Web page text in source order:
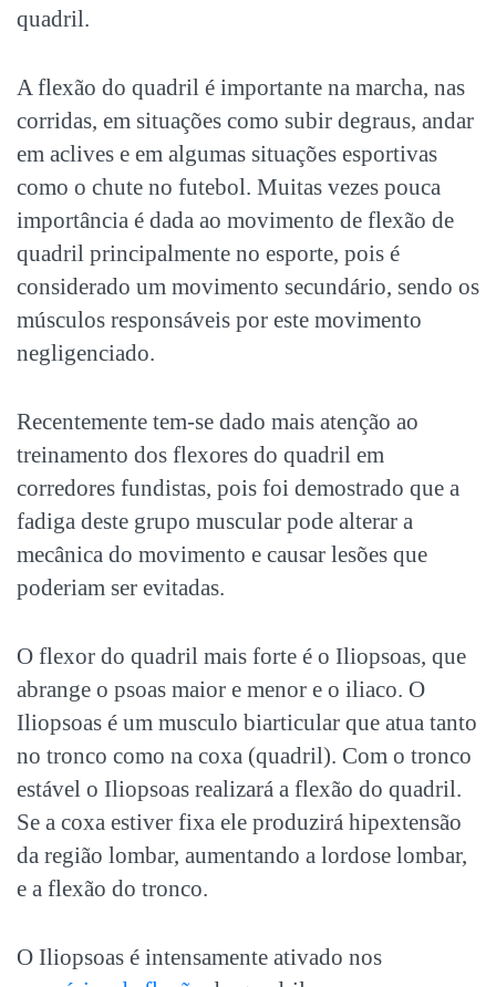
quadril.
A flexão do quadril é importante na marcha, nas
corridas, em situações como subir degraus, andar
em aclives e em algumas situações esportivas
como o chute no futebol. Muitas vezes pouca
importância é dada ao movimento de flexão de
quadril principalmente no esporte, pois é
considerado um movimento secundário, sendo os
músculos responsáveis por este movimento
negligenciado.
Recentemente tem-se dado mais atenção ao
treinamento dos flexores do quadril em
corredores fundistas, pois foi demostrado que a
fadiga deste grupo muscular pode alterar a
mecânica do movimento e causar lesões que
poderiam ser evitadas.
O flexor do quadril mais forte é o Iliopsoas, que
abrange o psoas maior e menor e o iliaco. O
Iliopsoas é um musculo biarticular que atua tanto
no tronco como na coxa (quadril). Com o tronco
estável o Iliopsoas realizará a flexão do quadril.
Se a coxa estiver fixa ele produzirá hipextensão
da região lombar, aumentando a lordose lombar,
e a flexão do tronco.
O Iliopsoas é intensamente ativado nos